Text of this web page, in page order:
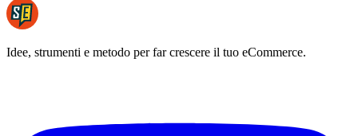
Idee, strumenti e metodo per far crescere il tuo eCommerce.